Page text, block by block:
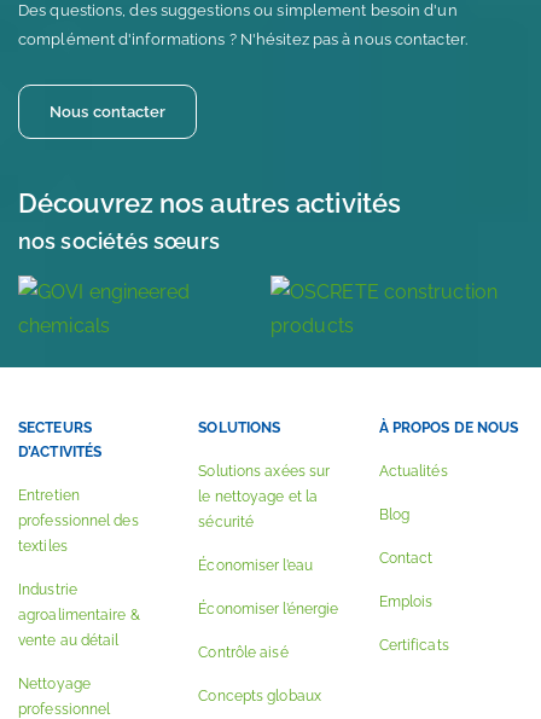
Des questions, des suggestions ou simplement besoin d'un
complément d'informations ? N'hésitez pas à nous contacter.
Nous contacter
Découvrez nos autres activités
nos sociétés sœurs
SECTEURS
D’ACTIVITÉS
Entretien
professionnel des
textiles
Industrie
agroalimentaire &
vente au détail
Nettoyage
professionnel
SOLUTIONS
Solutions axées sur
le nettoyage et la
sécurité
Économiser l’eau
Économiser l’énergie
Contrôle aisé
Concepts globaux
À PROPOS DE NOUS
Actualités
Blog
Contact
Emplois
Certificats